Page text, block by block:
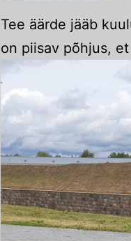
Tee äärde jääb
on piisav põhjus,